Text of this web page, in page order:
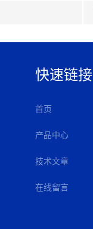
快速链接
首页
产品中心
技术文章
在线留言